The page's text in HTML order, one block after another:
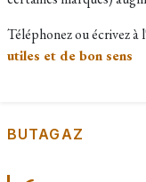
Téléphonez ou écrivez
utiles et de bon sens
BUTAGAZ